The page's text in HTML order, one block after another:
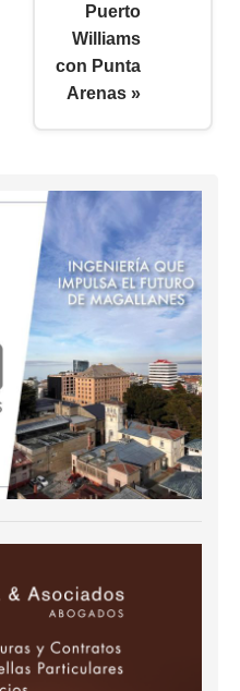
Puerto
Williams
con Punta
Arenas »